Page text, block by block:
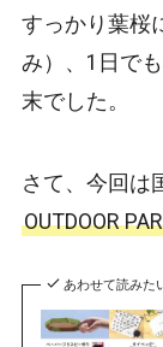
すっかり葉桜
み）、1日で
末でした。
さて、今回は
OUTDOOR
あわせて読みた